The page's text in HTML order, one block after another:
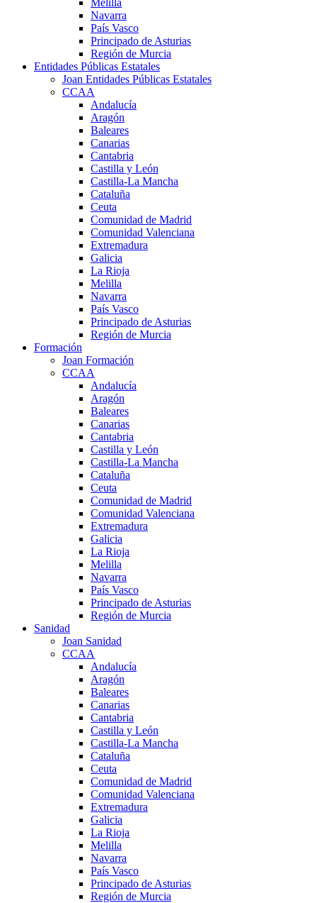
Navarra
País Vasco
Principado de Asturias
Región de Murcia
Entidades Públicas Estatales
Joan Entidades Públicas Estatales
CCAA
Andalucía
Aragón
Baleares
Canarias
Cantabria
Castilla y León
Castilla-La Mancha
Cataluña
Ceuta
Comunidad de Madrid
Comunidad Valenciana
Extremadura
Galicia
La Rioja
Melilla
Navarra
País Vasco
Principado de Asturias
Región de Murcia
Formación
Joan Formación
CCAA
Andalucía
Aragón
Baleares
Canarias
Cantabria
Castilla y León
Castilla-La Mancha
Cataluña
Ceuta
Comunidad de Madrid
Comunidad Valenciana
Extremadura
Galicia
La Rioja
Melilla
Navarra
País Vasco
Principado de Asturias
Región de Murcia
Sanidad
Joan Sanidad
CCAA
Andalucía
Aragón
Baleares
Canarias
Cantabria
Castilla y León
Castilla-La Mancha
Cataluña
Ceuta
Comunidad de Madrid
Comunidad Valenciana
Extremadura
Galicia
La Rioja
Melilla
Navarra
País Vasco
Principado de Asturias
Región de Murcia